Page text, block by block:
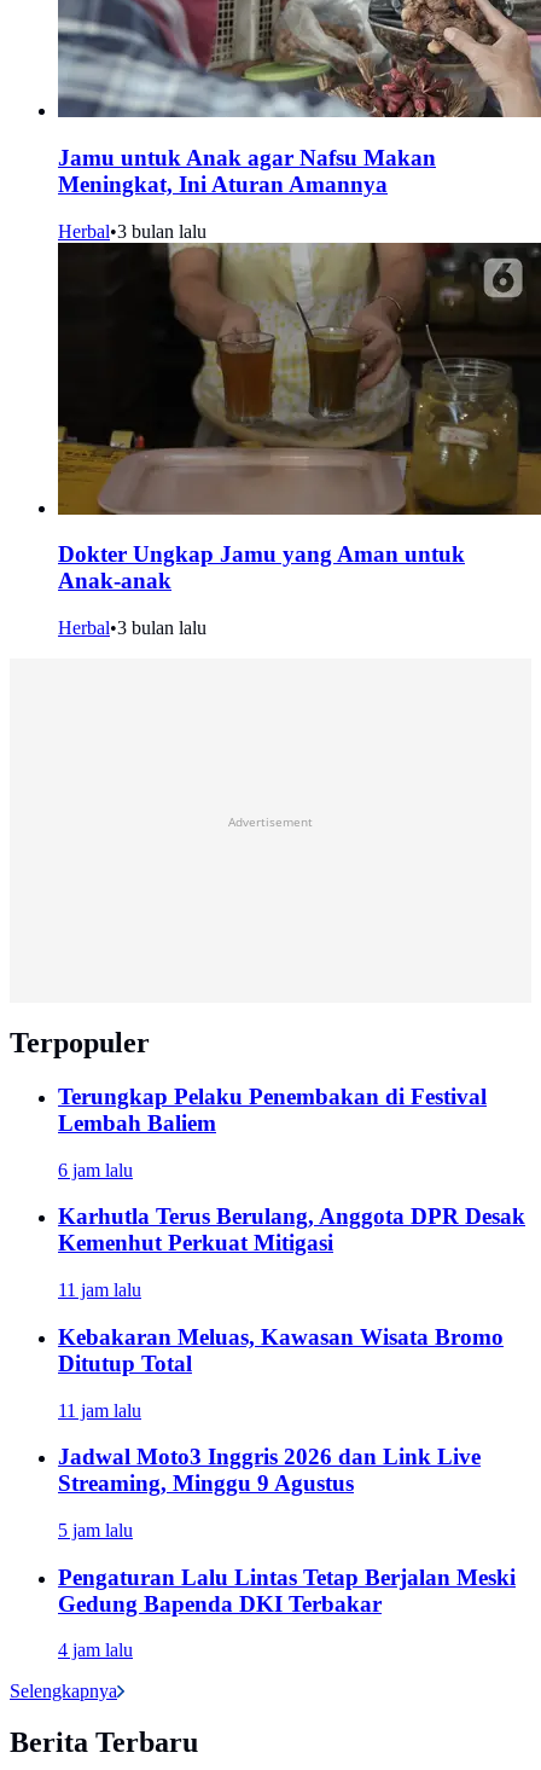
Jamu untuk Anak agar Nafsu Makan
Meningkat, Ini Aturan Amannya
Herbal•3 bulan lalu
Dokter Ungkap Jamu yang Aman untuk
Anak-anak
Herbal•3 bulan lalu
Advertisement
Terpopuler
Terungkap Pelaku Penembakan di Festival
Lembah Baliem
6 jam lalu
Karhutla Terus Berulang, Anggota DPR Desak
Kemenhut Perkuat Mitigasi
11 jam lalu
Kebakaran Meluas, Kawasan Wisata Bromo
Ditutup Total
11 jam lalu
Jadwal Moto3 Inggris 2026 dan Link Live
Streaming, Minggu 9 Agustus
5 jam lalu
Pengaturan Lalu Lintas Tetap Berjalan Meski
Gedung Bapenda DKI Terbakar
4 jam lalu
Selengkapnya
Berita Terbaru